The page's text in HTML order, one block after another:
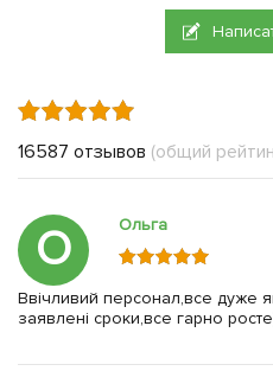
16587 отзывов (общий
О Ольга
Ввічливий персонал,все дуже
заявлені сроки,все гарно